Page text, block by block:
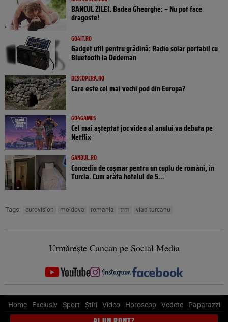
BANCUL ZILEI. Badea Gheorghe: – Nu pot face
dragoste!
GO4IT.RO
Gadget util pentru grădină: Radio solar portabil cu
Bluetooth la Dedeman
DESCOPERA.RO
Care este cel mai vechi pod din Europa?
GO4GAMES
Cel mai așteptat joc video al anului va debuta pe
Netflix
GANDUL.RO
Concediu de coșmar pentru un cuplu de români, în
Turcia. Cum arăta hotelul de 5...
Tags: eurovision moldova romania trm vlad turcanu
Urmărește Cancan pe Social Media
Home Exclusiv Sport Știri Video Horoscop Vedete Paparazzi